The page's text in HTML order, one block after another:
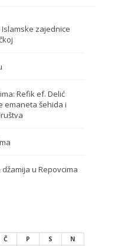
zajednice
Refik ef. Delić
emaneta šehida i
u Repovcima
Č P S
N